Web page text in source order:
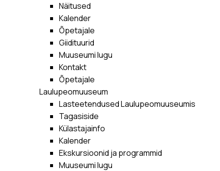
Näitused
Kalender
Õpetajale
Giidituurid
Muuseumi lugu
Kontakt
Õpetajale
Laulupeomuuseum
Lasteetendused Laulupeomuuseumis
Tagasiside
Külastajainfo
Kalender
Ekskursioonid ja programmid
Muuseumi lugu